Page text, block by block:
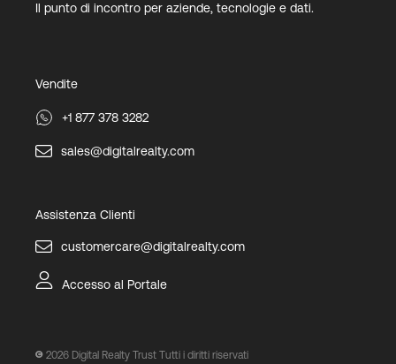
Il punto di incontro per aziende, tecnologie e dati.
Vendite
+1 877 378 3282
sales@digitalrealty.com
Assistenza Clienti
customercare@digitalrealty.com
Accesso al Portale
2026 Digital Realty Trust Tutti i diritti riservati